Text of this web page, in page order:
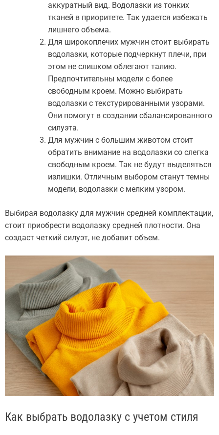
аккуратный вид. Водолазки из тонких
тканей в приоритете. Так удается избежать
лишнего объема.
Для широкоплечих мужчин стоит выбирать
водолазки, которые подчеркнут плечи, при
этом не слишком облегают талию.
Предпочтительны модели с более
свободным кроем. Можно выбирать
водолазки с текстурированными узорами.
Они помогут в создании сбалансированного
силуэта.
Для мужчин с большим животом стоит
обратить внимание на водолазки со слегка
свободным кроем. Так не будут выделяться
излишки. Отличным выбором станут темны
модели, водолазки с мелким узором.
Выбирая водолазку для мужчин средней комплектации,
стоит приобрести водолазку средней плотности. Она
создаст четкий силуэт, не добавит объем.
Как выбрать водолазку с учетом стиля